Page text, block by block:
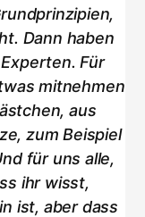
Dann haben
Für
mitnehmen
aus
zum Beispiel
für uns alle,
ihr wisst,
ist, aber dass